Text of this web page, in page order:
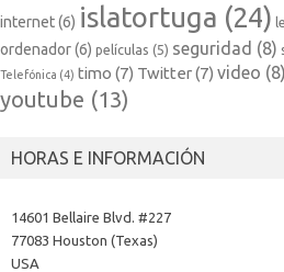
internet(6) islatortuga (24)
ordenador(6) películas (5) seguridad (8)
Telefónica (4) timo (7) Twitter(7) video (8)
youtube (13)
HORAS E INFORMACIÓN
14601 Bellaire Blvd. #227
77083 Houston (Texas)
USA